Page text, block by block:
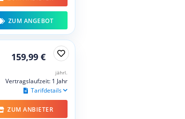
ZUM ANGEBOT
159,99 €
jährl.
Vertragslaufzeit: 1 Jahr
Tarifdetails
ZUM ANBIETER